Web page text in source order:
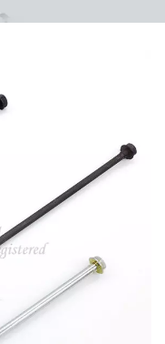
iyi hizmeti ve ürünü